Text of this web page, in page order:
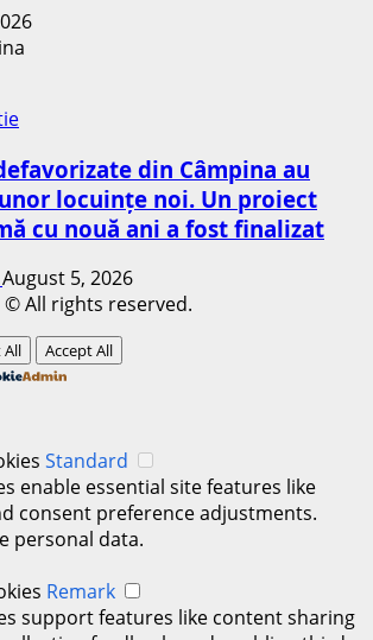
din Câmpina au
locuințe noi. Un proiect
cu nouă ani a fost finalizat
August 5, 2026
© All rights reserved.
All Accept All
Standard
enable essential site features like
consent preference adjustments.
personal data.
Remark
support features like content sharing